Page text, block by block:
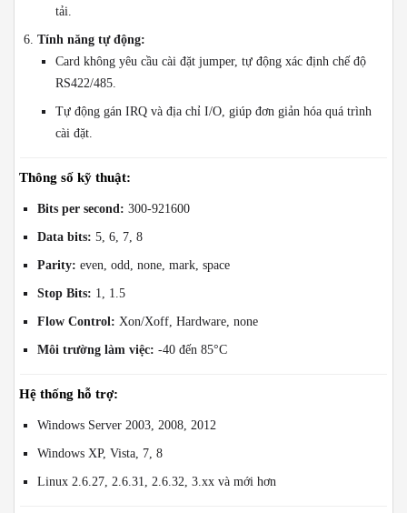
tải.
Tính năng tự động:
Card không yêu cầu cài đặt jumper, tự động xác định chế độ
RS422/485.
Tự động gán IRQ và địa chỉ I/O, giúp đơn giản hóa quá trình
cài đặt.
Thông số kỹ thuật:
Bits per second: 300-921600
Data bits: 5, 6, 7, 8
Parity: even, odd, none, mark, space
Stop Bits: 1, 1.5
Flow Control: Xon/Xoff, Hardware, none
Môi trường làm việc: -40 đến 85°C
Hệ thống hỗ trợ:
Windows Server 2003, 2008, 2012
Windows XP, Vista, 7, 8
Linux 2.6.27, 2.6.31, 2.6.32, 3.xx và mới hơn